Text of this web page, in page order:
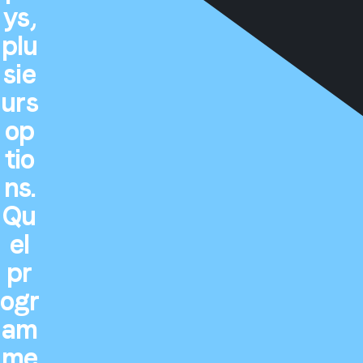
ys,
plu
sie
urs
op
tio
ns.
Qu
el
pr
ogr
am